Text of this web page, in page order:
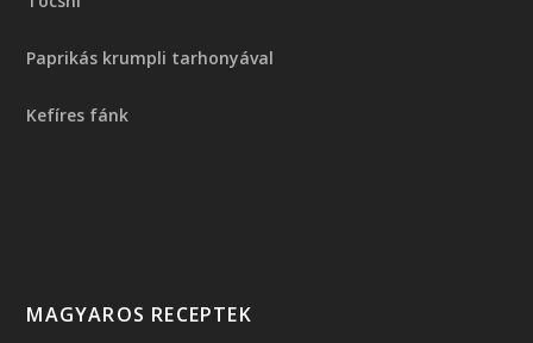
Paprikás krumpli tarhonyával
Kefíres fánk
MAGYAROS RECEPTEK